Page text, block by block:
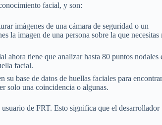
facial, y son:
imágenes de una cámara de seguridad o un
la imagen de una persona sobre la que necesitas
ahora tiene que analizar hasta 80 puntos nodales
facial.
su base de datos de huellas faciales para
solo una coincidencia o algunas.
de FRT. Esto significa que el desarrollador